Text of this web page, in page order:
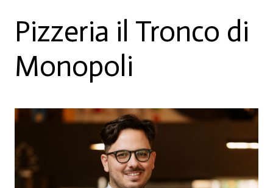
Pizzeria il Tronco di
Monopoli